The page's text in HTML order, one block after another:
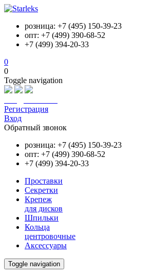
розница: +7 (495) 150-39-23
опт: +7 (499) 390-68-52
+7 (499) 394-20-33
0
0
Toggle navigation
Регистрация
Вход
Обратный звонок
розница: +7 (495) 150-39-23
опт: +7 (499) 390-68-52
+7 (499) 394-20-33
Проставки
Секретки
Крепеж
для дисков
Шпильки
Кольца
центровочные
Аксессуары
Toggle navigation